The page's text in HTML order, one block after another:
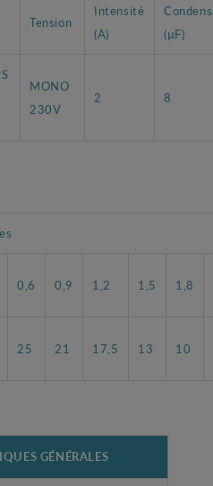
Tension
Intensité
(A)
(µF)
MONO
230V
2 8
0,6 0,9 1,2 1,5 1,8
25 21 17,5 13 10
GÉNÉRALES